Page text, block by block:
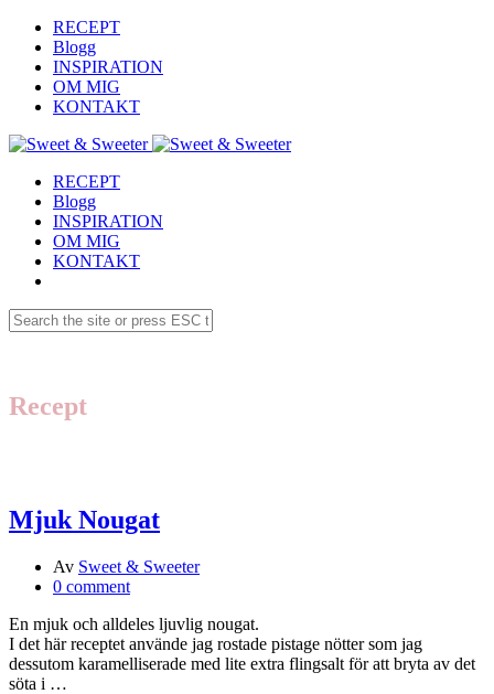
RECEPT
Blogg
INSPIRATION
OM MIG
KONTAKT
RECEPT
Blogg
INSPIRATION
OM MIG
KONTAKT
Recept
Mjuk Nougat
Av Sweet & Sweeter
0 comment
En mjuk och alldeles ljuvlig nougat.
I det här receptet använde jag rostade pistage nötter som jag
dessutom karamelliserade med lite extra flingsalt för att bryta av det
söta i …